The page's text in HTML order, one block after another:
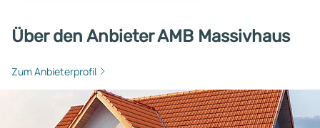
Über den Anbieter AMB Massivhaus
Zum Anbieterprofil